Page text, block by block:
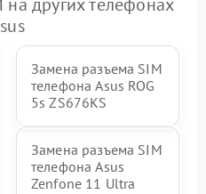
Замена разъема SIM
телефона Asus ROG
5s ZS676KS
Замена разъема SIM
телефона Asus
Zenfone 11 Ultra